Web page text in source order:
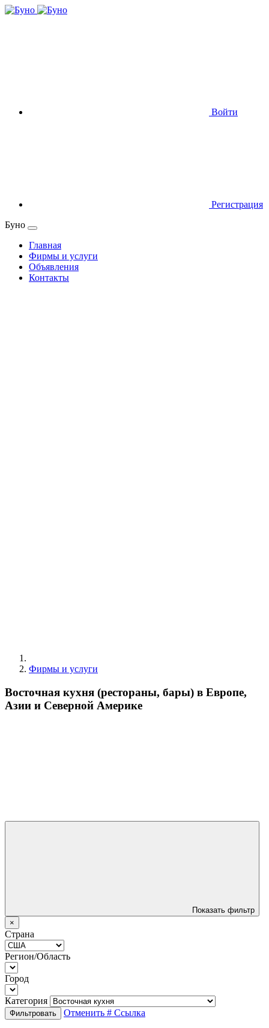
Войти
Регистрация
Буно
Главная
Фирмы и услуги
Объявления
Контакты
Фирмы и услуги
Восточная кухня (рестораны, бары) в Европе,
Азии и Северной Америке
Показать фильтр
×
Страна
Регион/Область
Город
Категория
Фильтровать Отменить # Ссылка